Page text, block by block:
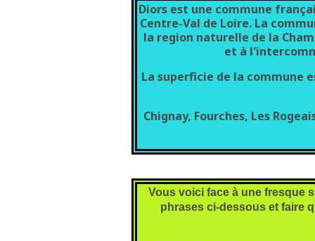
Diors est une commune
Centre-Val de Loire. La
la region naturelle de la
et à
La superficie de la commune
Chignay, Fourches, Les
Vous voici face à une fresque
phrases ci-dessous et faire